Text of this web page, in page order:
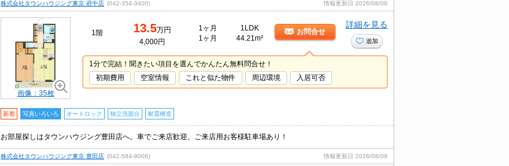
株式会社タウンハウジング東京 府中店 (042-354-3400) 情報更新日 2026/08/08
画像：35枚
1階 13.5万円
4,000円
1ヶ月
1ヶ月
1LDK
44.21m²
お問合せ
詳細を見る
追加
1分で完結！聞きたい項目を選んでかんたん無料問合せ！
初期費用
空室情報 これと似た物件 周辺環境 入居可否
新着 写真いろいろ オートロック 独立洗面台 耐震構造
お部屋探しはタウンハウジング豊田店へ。車でご来店歓迎、ご来店用お客様駐車場あり！
株式会社タウンハウジング東京 豊田店 (042-584-9006) 情報更新日 2026/08/08